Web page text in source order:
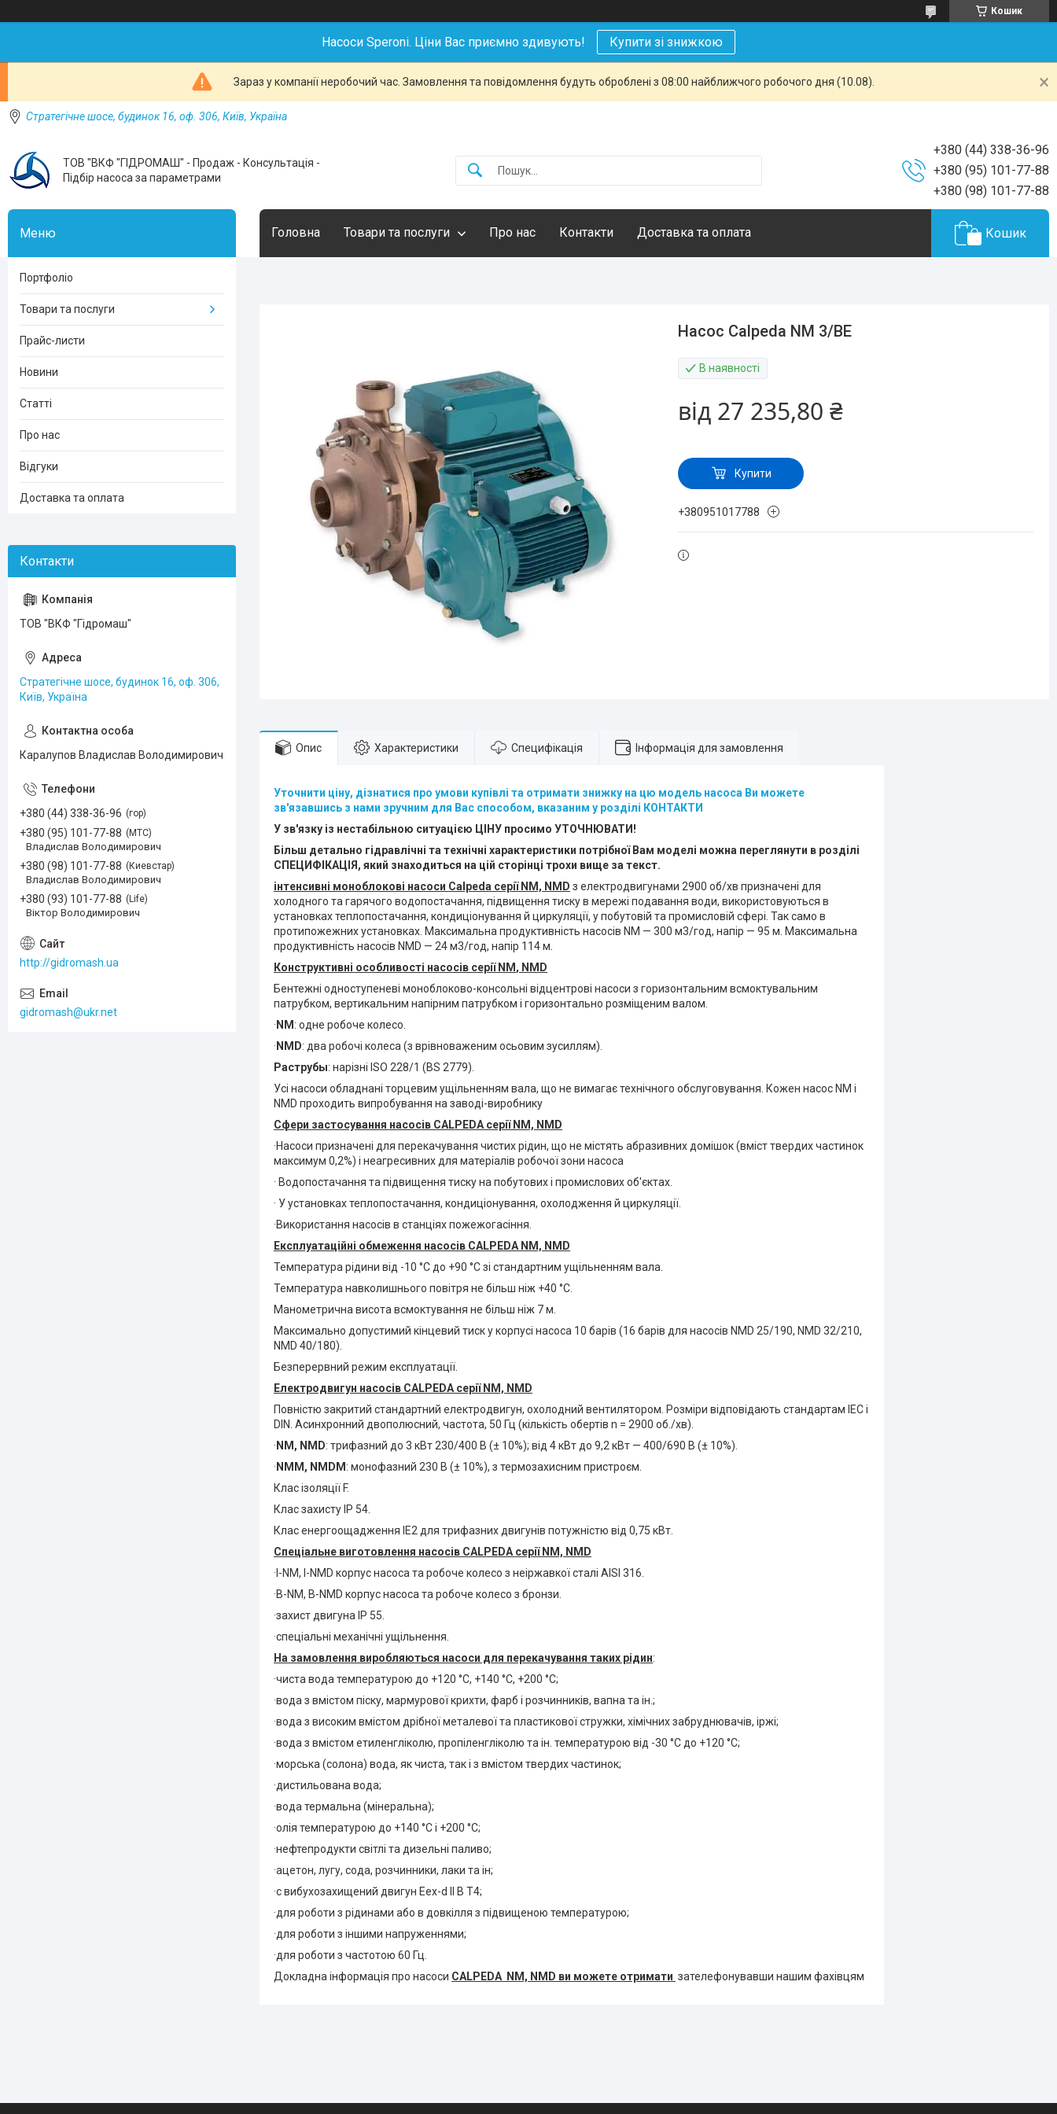
Кошик
Насоси Speroni. Ціни Вас приємно здивують! Купити зі знижкою
Зараз у компанії неробочий час. Замовлення та повідомлення будуть оброблені з 08:00 найближчого робочого дня (10.08).
Стратегічне шосе, будинок 16, оф. 306, Київ, Україна
ТОВ "ВКФ "ГІДРОМАШ" - Продаж - Консультація -
Підбір насоса за параметрами
+380 (44) 338-36-96
+380 (95) 101-77-88
+380 (98) 101-77-88
Головна Товари та послуги Про нас Контакти Доставка та оплата Кошик
Насос Calpeda NM 3/BE
В наявності
від 27 235,80 ₴
Купити
+380951017788
Опис Характеристики Специфікація Інформація для замовлення
Уточнити ціну, дізнатися про умови купівлі та отримати знижку на цю модель насоса Ви можете
зв'язавшись з нами зручним для Вас способом, вказаним у розділі КОНТАКТИ
У зв'язку із нестабільною ситуацією ЦІНУ просимо УТОЧНЮВАТИ!
Більш детально гідравлічні та технічні характеристики потрібної Вам моделі можна переглянути в розділі
СПЕЦИФІКАЦІЯ, який знаходиться на цій сторінці трохи вище за текст.
інтенсивні моноблокові насоси Calpeda серії NM, NMD з електродвигунами 2900 об/хв призначені для
холодного та гарячого водопостачання, підвищення тиску в мережі подавання води, використовуються в
установках теплопостачання, кондиціонування й циркуляції, у побутовій та промисловій сфері. Так само в
протипожежних установках. Максимальна продуктивність насосів NM — 300 м3/год, напір — 95 м. Максимальна
продуктивність насосів NMD — 24 м3/год, напір 114 м.
Конструктивні особливості насосів серії NM , NMD
Бентежні одноступеневі моноблоково-консольні відцентрові насоси з горизонтальним всмоктувальним
патрубком, вертикальним напірним патрубком і горизонтально розміщеним валом.
· NM : одне робоче колесо.
· NMD: два робочі колеса (з врівноваженим осьовим зусиллям).
Раструбы: нарізні ISO 228/1 (BS 2779).
Усі насоси обладнані торцевим ущільненням вала, що не вимагає технічного обслуговування. Кожен насос NM і
NMD проходить випробування на заводі-виробнику
Сфери застосування насосів CALPEDA серії NM, NMD
·Насоси призначені для перекачування чистих рідин, що не містять абразивних домішок (вміст твердих частинок
максимум 0,2%) і неагресивних для матеріалів робочої зони насоса
· Водопостачання та підвищення тиску на побутових і промислових об'єктах.
· У установках теплопостачання, кондиціонування, охолодження й циркуляції.
·Використання насосів в станціях пожежогасіння.
Експлуатаційні обмеження насосів CALPEDA NM, NMD
Температура рідини від -10 °C до +90 °C зі стандартним ущільненням вала.
Температура навколишнього повітря не більш ніж +40 °C.
Манометрична висота всмоктування не більш ніж 7 м.
Максимально допустимий кінцевий тиск у корпусі насоса 10 барів (16 барів для насосів NMD 25/190, NMD 32/210,
NMD 40/180).
Безперервний режим експлуатації.
Електродвигун насосів CALPEDA серії NM, NMD
Повністю закритий стандартний електродвигун, охолодний вентилятором. Розміри відповідають стандартам IEC і
DIN. Асинхронний двополюсний, частота, 50 Гц (кількість обертів n = 2900 об./хв).
· NM, NMD: трифазний до 3 кВт 230/400 В (± 10%); від 4 кВт до 9,2 кВт — 400/690 В (± 10%).
· NMM, NMDM : монофазний 230 В (± 10%), з термозахисним пристроєм.
Клас ізоляції F.
Клас захисту IP 54.
Клас енергоощадження IE2 для трифазних двигунів потужністю від 0,75 кВт.
Спеціальне виготовлення насосів CALPEDA серії NM, NMD
·I-NM, I-NMD корпус насоса та робоче колесо з неіржавкої сталі AISI 316.
·B-NM, B-NMD корпус насоса та робоче колесо з бронзи.
·захист двигуна IP 55.
·спеціальні механічні ущільнення.
На замовлення виробляються насоси для перекачування таких рідин:
·чиста вода температурою до +120 °C, +140 °C, +200 °C;
·вода з вмістом піску, мармурової крихти, фарб і розчинників, вапна та ін.;
·вода з високим вмістом дрібної металевої та пластикової стружки, хімічних забруднювачів, іржі;
·вода з вмістом етиленгліколю, пропіленгліколю та ін. температурою від -30 °C до +120 °C;
·морська (солона) вода, як чиста, так і з вмістом твердих частинок;
·дистильована вода;
·вода термальна (мінеральна);
·олія температурою до +140 °C і +200 °C;
·нефтепродукти світлі та дизельні паливо;
·ацетон, лугу, сода, розчинники, лаки та ін;
·с вибухозахищений двигун Eex-d II В Т4;
·для роботи з рідинами або в довкілля з підвищеною температурою;
·для роботи з іншими напруженнями;
·для роботи з частотою 60 Гц.
Докладна інформація про насоси CALPEDA NM, NMD ви можете отримати зателефонувавши нашим фахівцям
Портфоліо
Товари та послуги
Прайс-листи
Новини
Статті
Про нас
Відгуки
Доставка та оплата
ТОВ "ВКФ "Гідромаш"
Стратегічне шосе, будинок 16, оф. 306,
Київ, Україна
Каралупов Владислав Володимирович
+380 (44) 338-36-96 гор
+380 (95) 101-77-88 МТС
Владислав Володимирович
+380 (98) 101-77-88 Киевстар
Владислав Володимирович
+380 (93) 101-77-88 Life
Віктор Володимирович
http://gidromash.ua
gidromash@ukr.net